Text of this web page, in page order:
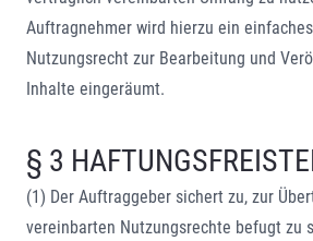
Auftragnehmer wird hierzu ein
Nutzungsrecht zur Bearbeitung und
Inhalte eingeräumt.
§ 3
(1) Der Auftraggeber sichert zu, zur
vereinbarten Nutzungsrechte befugt zu